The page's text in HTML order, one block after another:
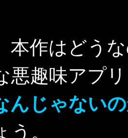
作はどう
趣味アプ
んじゃない
う。